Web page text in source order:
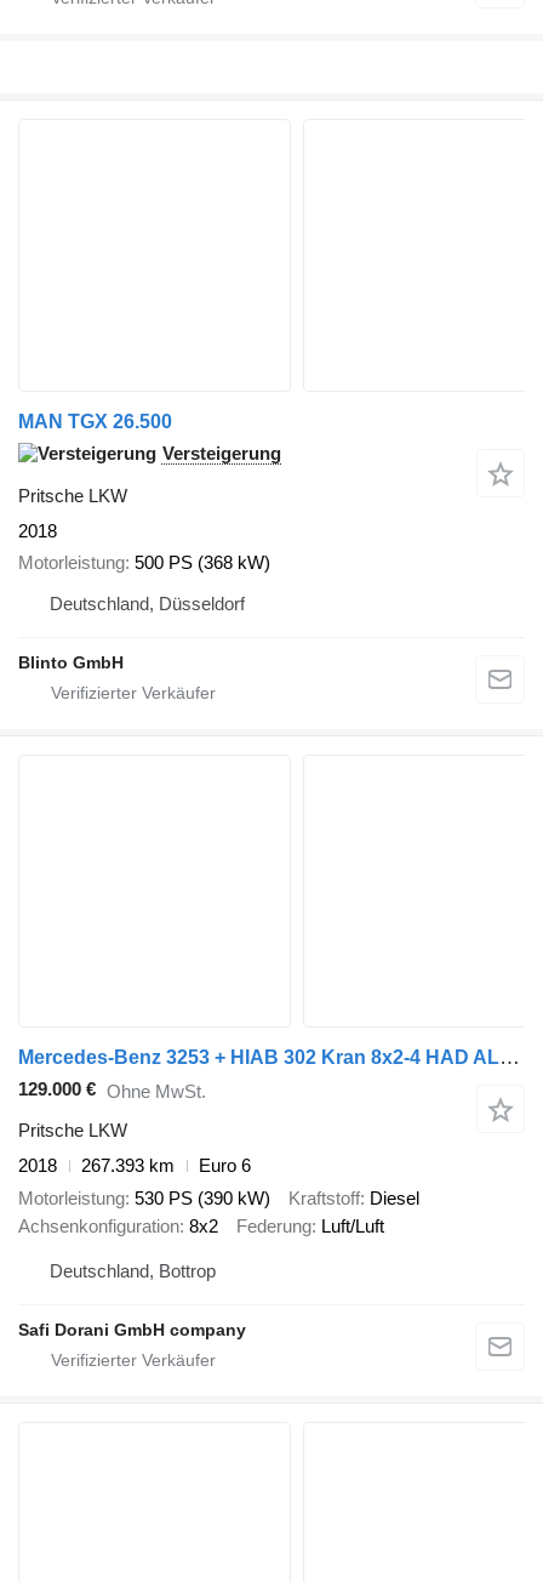
MAN TGX 26.500
Versteigerung
Pritsche LKW
2018
Motorleistung 500 PS (368 kW)
Deutschland, Düsseldorf
Blinto GmbH
Mercedes-Benz 3253 + HIAB 302 Kran 8x2-4 HAD ALLRAD
129.000 € Ohne MwSt.
Pritsche LKW
2018
267.393 km
Euro 6
Motorleistung 530 PS (390 kW) Kraftstoff Diesel
Achsenkonfiguration 8x2 Federung Luft/Luft
Deutschland, Bottrop
Safi Dorani GmbH company